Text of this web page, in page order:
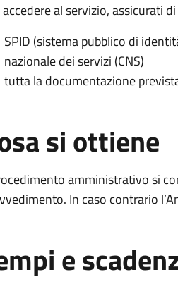
accedere al servizio, assicurati
SPID (sistema pubblico di
nazionale dei servizi (CNS)
tutta la documentazione
si ottiene
amministrativo si
In caso contrario
e